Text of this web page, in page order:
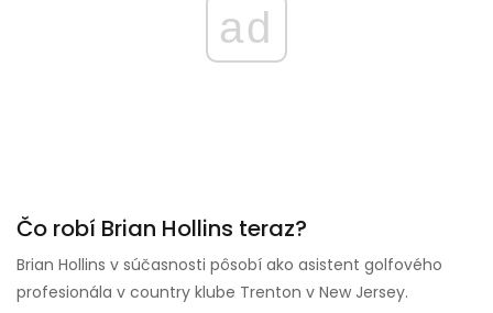
ad
Čo robí Brian Hollins teraz?
Brian Hollins v súčasnosti pôsobí ako asistent golfového
profesionála v country klube Trenton v New Jersey.